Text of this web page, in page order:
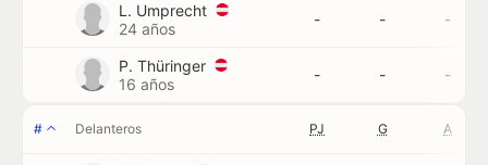
L. Umprecht
24 años
- - -
P. Thüringer
16 años
- - -
# Delanteros PJ G A